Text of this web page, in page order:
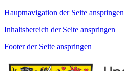
Hauptnavigation der Seite anspringen
Inhaltsbereich der Seite anspringen
Footer der Seite anspringen